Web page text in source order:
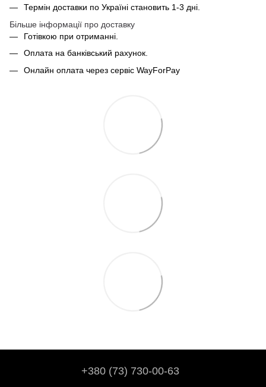
Термін доставки по Україні становить 1-3 дні.
Більше інформації про доставку
Готівкою при отриманні.
Оплата на банківський рахунок.
Онлайн оплата через сервіс WayForPay
+380 (73) 730-00-63